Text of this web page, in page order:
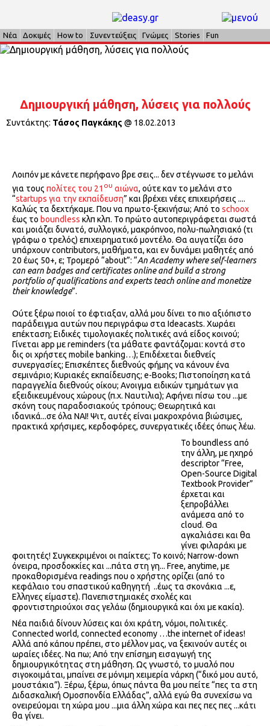
Νέα Δοκιμές How to Συνεντεύξεις Γνώμες Stories Fun
Δημιουργική μάθηση, λύσεις για πολλούς
Συντάκτης: Τάσος Παγκάκης @ 18.02.2013
Λοιπόν με κάνετε περήφανο βρε σεις... δεν στέγνωσε το μελάνι
για τους πολίτες του 21 ου αιώνα, ούτε καν το μελάνι στο
“startups για την εκπαίδευση” και βρέχει νέες επιχειρήσεις ....
Καλώς τα δεχτήκαμε. Που να πρωτο-ξεκινήσω; Από το schoox
έως το boundless κλπ κλπ. Το πρώτο αυτοπεριγράφεται σωστά
και μοιάζει δυνατό, συλλογικό, μακρόπνοο, πολυ-πωλησιακό (τι
γράφω ο τρελός) επιχειρηματικό μοντέλο. Θα αυγατίζει όσο
υπάρχουν contributors, μαθήματα, και εν δυνάμει μαθητές από
20 έως 50+, ε; Τρομερό “about”: “An Academy where self-learners
can earn badges and certificates online and build a strong
portfolio of qualifications and experts teach online and monetize
their knowledge”.
Ούτε ξέρω ποιοί το έφτιαξαν, αλλά μου δίνει το πιο αξιόπιστο
παράδειγμα αυτών που περιγράφω στα Ideacasts. Χωράει
επέκταση; Ειδικές τιμολογιακές πολιτικές ανά είδος κοινού;
Γίνεται app με reminders (τα μάθατε φαντάζομαι: κοντά στο
δις οι χρήστες mobile banking…); Επιδέχεται διεθνείς
συνεργασίες; Επισκέπτες διεθνούς φήμης να κάνουν ένα
σεμινάριο; Κυριακές εκπαίδευσης; e-Books; Πιστοποίηση κατά
παραγγελία διεθνούς οίκου; Ανοιγμα ειδικών τμημάτων για
εξειδικευμένους χώρους (π.χ. Ναυτιλια); Αφήνει πίσω του ...με
σκόνη τους παραδοσιακούς τρόπους; Θεωρητικά και
ιδανικά...σε όλα ΝΑΙ! Ψιτ, αυτές είναι μακροχρόνια βιώσιμες,
πρακτικά χρήσιμες, κερδοφόρες, συνεργατικές ιδέες όπως λέω.
Το boundless από
την άλλη, με ηχηρό
descriptor “Free,
Open-Source Digital
Textbook Provider”
έρχεται και
ξεπροβάλλει
ανάμεσα από το
cloud. Θα
αγκαλιάσει και θα
γίνει φιλαράκι με
φοιτητές! Συγκεκριμένοι οι παίκτες; Το κοινό; Narrow-down
όνειρα, προσδοκκίες και ...πάτα στη γη... Free, anytime, με
προκαθορισμένα readings που ο χρήστης ορίζει (από το
κεφάλαιο του σπαστικού καθηγητή ..έως τα σκονάκια ...ε,
Ελληνες είμαστε). Πανεπιστημιακές σχολές και
φροντιστηριούχοι σας γελάω (δημιουργικά και όχι με κακία).
Νέα παιδιά δίνουν λύσεις και όχι κράτη, νόμοι, πολιτικές.
Connected world, connected economy …the internet of ideas!
Αλλά από κάπου πρέπει, στο μέλλον μας, να ξεκινούν αυτές οι
ωραίες ιδέες. Να πω; Από την επίσημη εισαγωγή της
δημιουργικότητας στη μάθηση. Ως γνωστό, το μυαλό που
σιγοκοιμάται, μπαίνει σε μόνιμη χειμερία νάρκη (“δικό μου αυτό,
μουστάκια”). Ξέρω, ξέρω, όπως πάντα θα μου πείτε “πες τα στη
Διδασκαλική Ομοσπονδία Ελλάδας”, αλλά εγώ θα συνεχίσω να
ονειρεύομαι τη χώρα μου ...μια άλλη χώρα και πες πες πες ...κάτι
θα γίνει.